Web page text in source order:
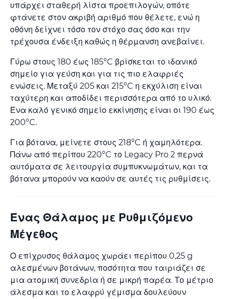
υπάρχει σταθερή λίστα προεπιλογών, οπότε
φτάνετε στον ακριβή αριθμό που θέλετε, ενώ η
οθόνη δείχνει τόσο τον στόχο σας όσο και την
τρέχουσα ένδειξη καθώς η θέρμανση ανεβαίνει.
Γύρω στους 180 έως 185°C βρίσκεται το ιδανικό
σημείο για γεύση και για τις πιο ελαφριές
ενώσεις. Μεταξύ 205 και 215°C η εκχύλιση είναι
ταχύτερη και αποδίδει περισσότερα από το υλικό.
Ένα καλό γενικό σημείο εκκίνησης είναι οι 190 έως
200°C.
Για βότανα, μείνετε στους 218°C ή χαμηλότερα.
Πάνω από περίπου 220°C το Legacy Pro 2 περνά
αυτόματα σε λειτουργία συμπυκνωμάτων, και τα
βότανα μπορούν να καούν σε αυτές τις ρυθμίσεις.
Ένας Θάλαμος με Ρυθμιζόμενο
Μέγεθος
Ο επίχρυσος θάλαμος χωράει περίπου 0,25 g
αλεσμένων βοτάνων, ποσότητα που ταιριάζει σε
μια ατομική συνεδρία ή σε μικρή παρέα. Το μέτριο
άλεσμα και το ελαφρύ γέμισμα δουλεύουν